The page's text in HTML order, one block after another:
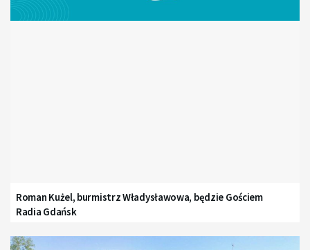
Roman Kużel, burmistrz Władysławowa, będzie Gościem
Radia Gdańsk